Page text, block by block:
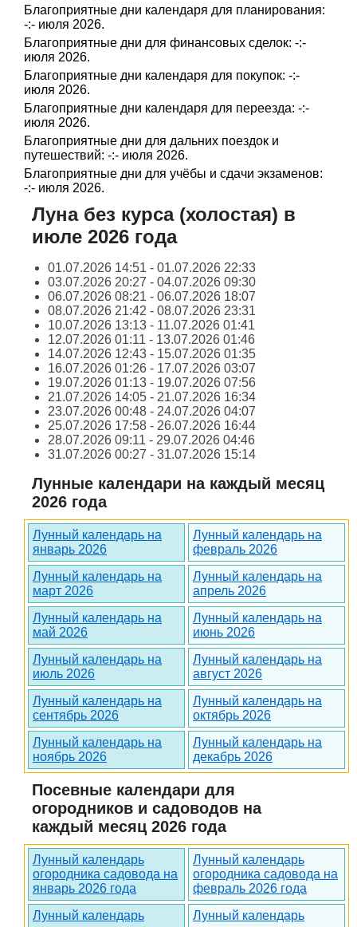
Благоприятные дни календаря для планирования:
-:- июля 2026.
Благоприятные дни для финансовых сделок: -:-
июля 2026.
Благоприятные дни календаря для покупок: -:-
июля 2026.
Благоприятные дни календаря для переезда: -:-
июля 2026.
Благоприятные дни для дальних поездок и
путешествий: -:- июля 2026.
Благоприятные дни для учёбы и сдачи экзаменов:
-:- июля 2026.
Луна без курса (холостая) в
июле 2026 года
01.07.2026 14:51 - 01.07.2026 22:33
03.07.2026 20:27 - 04.07.2026 09:30
06.07.2026 08:21 - 06.07.2026 18:07
08.07.2026 21:42 - 08.07.2026 23:31
10.07.2026 13:13 - 11.07.2026 01:41
12.07.2026 01:11 - 13.07.2026 01:46
14.07.2026 12:43 - 15.07.2026 01:35
16.07.2026 01:26 - 17.07.2026 03:07
19.07.2026 01:13 - 19.07.2026 07:56
21.07.2026 14:05 - 21.07.2026 16:34
23.07.2026 00:48 - 24.07.2026 04:07
25.07.2026 17:58 - 26.07.2026 16:44
28.07.2026 09:11 - 29.07.2026 04:46
31.07.2026 00:27 - 31.07.2026 15:14
Лунные календари на каждый месяц
2026 года
Лунный календарь на
январь 2026
Лунный календарь на
февраль 2026
Лунный календарь на
март 2026
Лунный календарь на
апрель 2026
Лунный календарь на
май 2026
Лунный календарь на
июнь 2026
Лунный календарь на
июль 2026
Лунный календарь на
август 2026
Лунный календарь на
сентябрь 2026
Лунный календарь на
октябрь 2026
Лунный календарь на
ноябрь 2026
Лунный календарь на
декабрь 2026
Посевные календари для
огородников и садоводов на
каждый месяц 2026 года
Лунный календарь
огородника садовода на
январь 2026 года
Лунный календарь
огородника садовода на
февраль 2026 года
Лунный календарь
Лунный календарь